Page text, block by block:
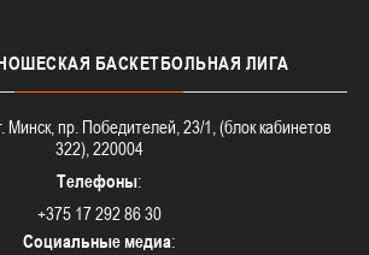
БАСКЕТБОЛЬНАЯ ЛИГА
Минск, пр. Победителей, 23/1, (блок кабинетов
322), 220004
Телефоны:
+375 17 292 86 30
Социальные медиа: